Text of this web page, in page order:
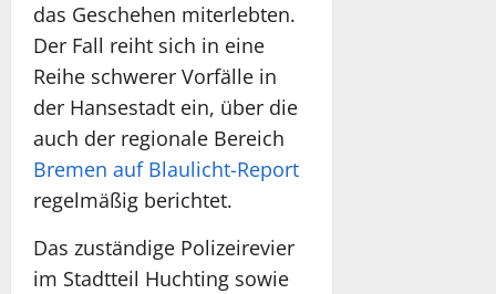
das Geschehen miterlebten.
Der Fall reiht sich in eine
Reihe schwerer Vorfälle in
der Hansestadt ein, über die
auch der regionale Bereich
Bremen auf Blaulicht-Report
regelmäßig berichtet.
Das zuständige Polizeirevier
im Stadtteil Huchting sowie